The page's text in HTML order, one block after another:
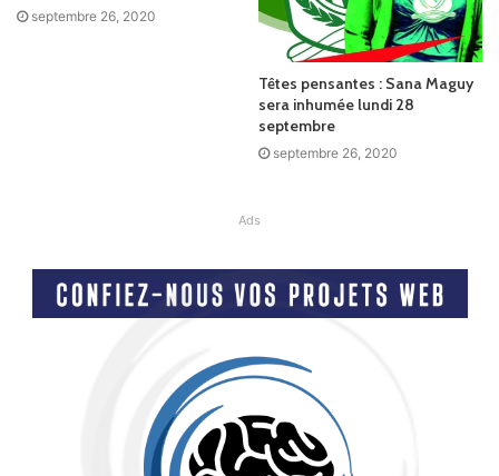
septembre 26, 2020
Têtes pensantes : Sana Maguy
sera inhumée lundi 28
septembre
septembre 26, 2020
Ads